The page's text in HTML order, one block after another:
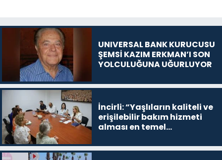
UNIVERSAL BANK KURUCUSU
ŞEMSİ KAZIM ERKMAN’I SON
YOLCULUĞUNA UĞURLUYOR
İncirli: “Yaşlıların kaliteli ve
erişilebilir bakım hizmeti
alması en temel